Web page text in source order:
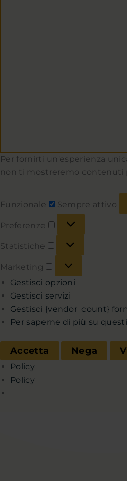
Per fornirti un'esperienza
non ti mostreremo contenuti
Funzionale Sempre attivo
Preferenze
Statistiche
Marketing
Gestisci opzioni
Gestisci servizi
Gestisci {vendor_count}
Per saperne di più su
Accetta Nega
Policy
Policy